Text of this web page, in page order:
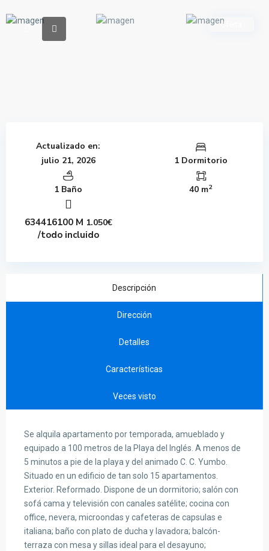
Oferta
Actualizado en:
julio 21, 2026
1 Dormitorio
1 Baño 40 m2
634416100 M 1.050€
/todo incluido
Descripción
Dirección
Detalles
Características
Veces visto
Se alquila apartamento por temporada, amueblado y
equipado a 100 metros de la Playa del Inglés. A menos de
5 minutos a pie de la playa y del animado C. C. Yumbo.
Situado en un edificio de tan solo 15 apartamentos.
Exterior. Reformado. Dispone de un dormitorio; salón con
sofá cama y televisión con canales satélite; cocina con
office, nevera, microondas y cafeteras de capsulas e
italiana; baño con plato de ducha y lavadora; balcón-
terraza con mesa y sillas ideal para el desayuno;